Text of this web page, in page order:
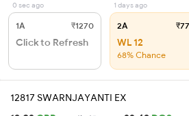
0 sec ago
1A ₹1270
Click to Refresh
1 days ago
2A
WL 12
68% Chance
12817 SWARNJAYANTI EX